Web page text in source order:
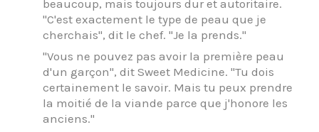
beaucoup, mais toujours dur et autoritaire.
"C'est exactement le type de peau que je
cherchais", dit le chef. "Je la prends."
"Vous ne pouvez pas avoir la première peau
d'un garçon", dit Sweet Medicine. "Tu dois
certainement le savoir. Mais tu peux prendre
la moitié de la viande parce que j'honore les
anciens."